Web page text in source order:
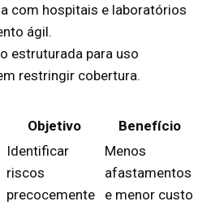
com hospitais e laboratórios
ágil.
estruturada para uso
restringir cobertura.
Objetivo Benefício
Identificar
riscos
precocemente
Menos
afastamentos
e menor custo